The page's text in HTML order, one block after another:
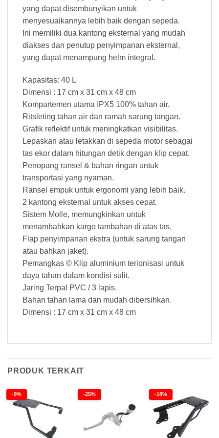
yang dapat disembunyikan untuk
menyesuaikannya lebih baik dengan sepeda.
Ini memiliki dua kantong eksternal yang mudah
diakses dan penutup penyimpanan eksternal,
yang dapat menampung helm integral.
Kapasitas: 40 L
Dimensi : 17 cm x 31 cm x 48 cm
Kompartemen utama IPX5 100% tahan air.
Ritsleting tahan air dan ramah sarung tangan.
Grafik reflektif untuk meningkatkan visibilitas.
Lepaskan atau letakkan di sepeda motor sebagai
tas ekor dalam hitungan detik dengan klip cepat.
Penopang ransel & bahan ringan untuk
transportasi yang nyaman.
Ransel empuk untuk ergonomi yang lebih baik.
2 kantong eksternal untuk akses cepat.
Sistem Molle, memungkinkan untuk
menambahkan kargo tambahan di atas tas.
Flap penyimpanan ekstra (untuk sarung tangan
atau bahkan jaket).
Pemangkas © Klip aluminium terionisasi untuk
daya tahan dalam kondisi sulit.
Jaring Terpal PVC / 3 lapis.
Bahan tahan lama dan mudah dibersihkan.
Dimensi : 17 cm x 31 cm x 48 cm
PRODUK TERKAIT
-9% -25% -18%